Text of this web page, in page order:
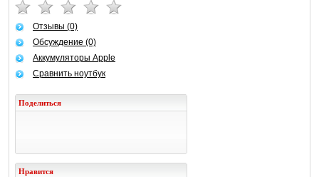
Отзывы (0)
Обсуждение (0)
Аккумуляторы Apple
Сравнить ноутбук
Поделиться
Нравится